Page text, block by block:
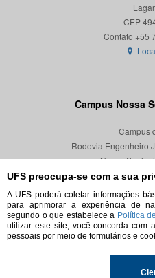
UFS preocupa-se com a sua
A UFS poderá coletar informações
para aprimorar a experiência de
segundo o que estabelece a Política
utilizar este site, você concorda com
pessoais por meio de formulários e
CEP
Campus Nossa
Campus
Rodovia Engenheiro
Nossa
CEP
© 2026. Todos os